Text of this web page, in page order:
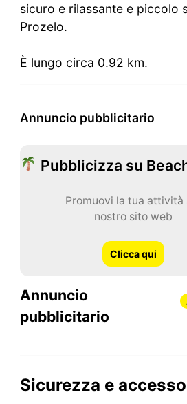
sicuro e rilassante e piccolo
Prozelo.
È lungo circa 0.92 km.
Annuncio pubblicitario
Pubblicizza su
Promuovi la tua attività
nostro sito web
Clicca qui
Annuncio
pubblicitario
Sicurezza e accesso